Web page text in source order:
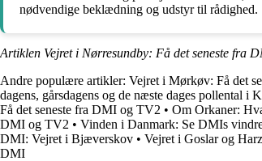
nødvendige beklædning og udstyr til rådighed.
Artiklen Vejret i Nørresundby: Få det seneste fra
Andre populære artikler: Vejret i Mørkøv: Få det
dagens, gårsdagens og de næste dages pollental i
Få det seneste fra DMI og TV2 • Om Orkaner:
DMI og TV2 • Vinden i Danmark: Se DMIs
DMI: Vejret i Bjæverskov • Vejret i Goslar og
DMI